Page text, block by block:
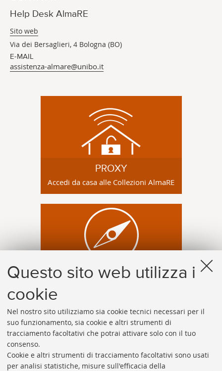
Questo sito web utilizza i
cookie
Nel nostro sito utilizziamo sia cookie tecnici necessari per il
suo funzionamento, sia cookie e altri strumenti di
tracciamento facoltativi che potrai attivare solo con il tuo
consenso.
Cookie e altri strumenti di tracciamento facoltativi sono usati
per analisi statistiche, misure sull'efficacia della
Help Desk AlmaRE
Sito web
Via dei Bersaglieri, 4 Bologna (BO)
E-MAIL
assistenza-almare@unibo.it
PROXY
Accedi da casa alle Collezioni AlmaRE
ALMASTART
Accedi al discovery tool di Ateneo
Rubrica di Ateneo